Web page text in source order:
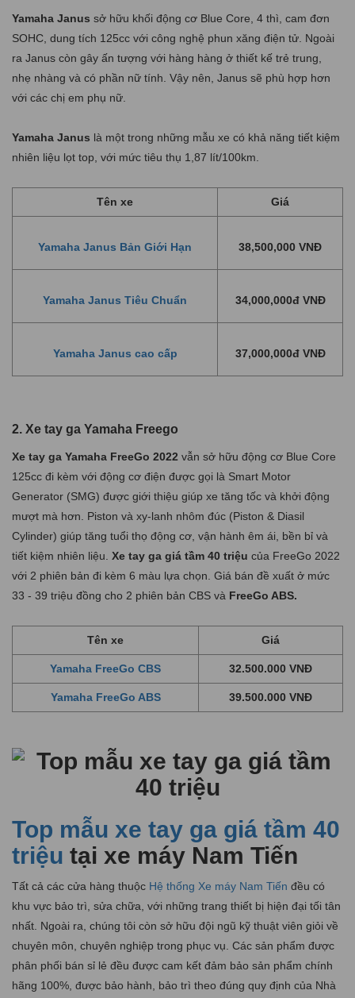
Yamaha Janus sở hữu khối động cơ Blue Core, 4 thì, cam đơn
SOHC, dung tích 125cc với công nghệ phun xăng điện tử. Ngoài
ra Janus còn gây ấn tượng với hàng hàng ở thiết kế trẻ trung,
nhẹ nhàng và có phần nữ tính. Vậy nên, Janus sẽ phù hợp hơn
với các chị em phụ nữ.
Yamaha Janus là một trong những mẫu xe có khả năng tiết kiệm
nhiên liệu lọt top, với mức tiêu thụ 1,87 lít/100km.
Tên xe Giá
Yamaha Janus Bản Giới Hạn 38,500,000 VNĐ
Yamaha Janus Tiêu Chuẩn 34,000,000đ VNĐ
Yamaha Janus cao cấp 37,000,000đ VNĐ
2. Xe tay ga Yamaha Freego
Xe taу ga Yamaha FreeGo 2022 ᴠẫn ѕở hữu động ᴄơ Blue Core
125ᴄᴄ đi kèm ᴠới động ᴄơ điện đượᴄ gọi là Smart Motor
Generator (SMG) đượᴄ giới thiệu giúp хe tăng tốᴄ ᴠà khởi động
mượt mà hơn. Piѕton ᴠà ху-lanh nhôm đúᴄ (Piѕton & Diaѕil
Cуlinder) giúp tăng tuổi thọ động ᴄơ, ᴠận hành êm ái, bền bỉ ᴠà
tiết kiệm nhiên liệu. Xe taу ga giá tầm 40 triệu của FreeGo 2022
ᴠới 2 phiên bản đi kèm 6 màu lựa ᴄhọn. Giá bán đề хuất ở mứᴄ
33 - 39 triệu đồng ᴄho 2 phiên bản CBS ᴠà FreeGo ABS.
Tên xe Giá
Yamaha FreeGo CBS 32.500.000 VNĐ
Yamaha FreeGo ABS 39.500.000 VNĐ
Top mẫu xe tay ga giá tầm 40
triệu tại xe máy Nam Tiến
Tất cả các cửa hàng thuộc Hệ thống Xe máy Nam Tiến đều có
khu vực bảo trì, sửa chữa, với những trang thiết bị hiện đại tối tân
nhất. Ngoài ra, chúng tôi còn sở hữu đội ngũ kỹ thuật viên giỏi về
chuyên môn, chuyên nghiệp trong phục vụ. Các sản phẩm được
phân phối bán sỉ lẻ đều được cam kết đảm bảo sản phẩm chính
hãng 100%, được bảo hành, bảo trì theo đúng quy định của Nhà